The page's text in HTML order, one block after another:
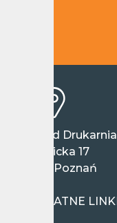
Wieland
ul. Ziębicka 17
60-164 Poznań
PRZYDATNE